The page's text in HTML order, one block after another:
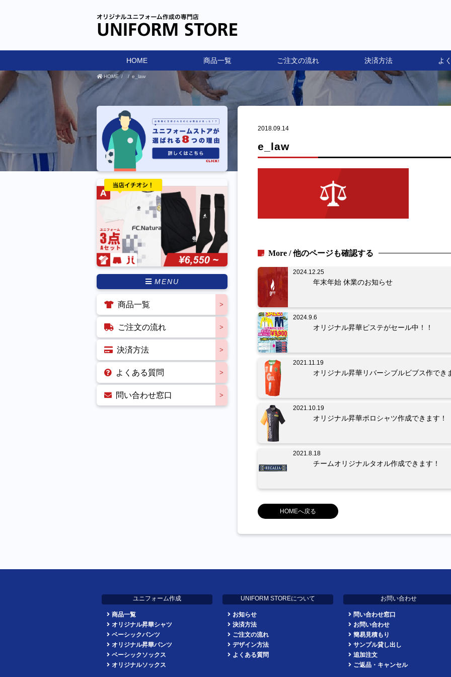
HOME 商品一覧 ご注文の流れ 決済方法 よ
HOME e_law
2018.09.14
e_law
More / 他のページも確認する
2024.12.25
年末年始 休業のお知らせ
2024.9.6
オリジナル昇華ピステがセール中！！
2021.11.19
オリジナル昇華リバーシブルビブス作でき
2021.10.19
オリジナル昇華ポロシャツ作成できます！
2021.8.18
チームオリジナルタオル作成できます！
HOMEへ戻る
MENU
商品一覧
ご注文の流れ
決済方法
よくある質問
問い合わせ窓口
ユニフォーム作成
商品一覧
オリジナル昇華シャツ
ベーシックパンツ
オリジナル昇華パンツ
ベーシックソックス
オリジナルソックス
UNIFORM STOREについて
お知らせ
決済方法
ご注文の流れ
デザイン方法
よくある質問
お問い合わせ
問い合わせ窓口
お問い合わせ
簡易見積もり
サンプル貸し出し
追加注文
ご返品・キャンセル